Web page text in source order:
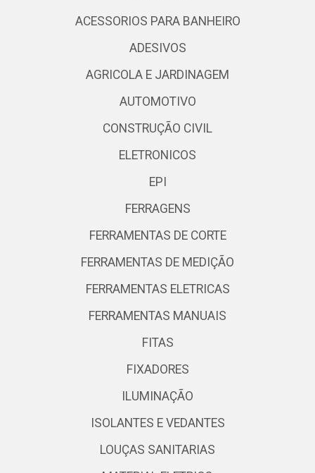
ACESSORIOS PARA BANHEIRO
ADESIVOS
AGRICOLA E JARDINAGEM
AUTOMOTIVO
CONSTRUÇÃO CIVIL
ELETRONICOS
EPI
FERRAGENS
FERRAMENTAS DE CORTE
FERRAMENTAS DE MEDIÇÃO
FERRAMENTAS ELETRICAS
FERRAMENTAS MANUAIS
FITAS
FIXADORES
ILUMINAÇÃO
ISOLANTES E VEDANTES
LOUÇAS SANITARIAS